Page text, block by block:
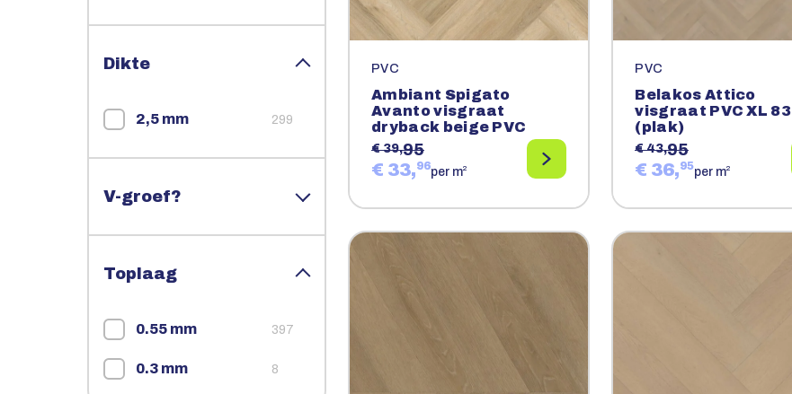
Dikte
2,5 mm 299
V-groef?
Toplaag
0.55 mm 397
0.3 mm 8
PVC
Ambiant Spigato
Avanto visgraat
dryback beige PVC
€ 39,95
€ 33,96per m2
PVC
Belakos Attico
visgraat PVC XL 83
(plak)
€ 43,95
€ 36,95per m2